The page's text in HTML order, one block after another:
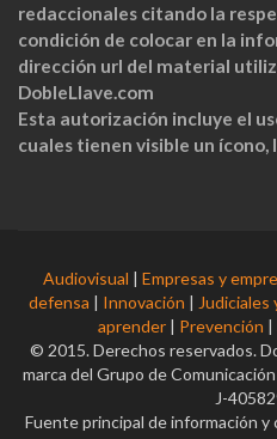
redaccionales citando la
condición de colocar en la
dirección url del material
DobleLlave.com
Esta autorización incluye el
cuales tienen visible un ícono,
Audiovisual | Empresas y
defensa | Innovación | Judiciales
aprender | Prevención |
© 2015. Derechos reservados.
marca del Grupo de
J-
Fuente principal de información